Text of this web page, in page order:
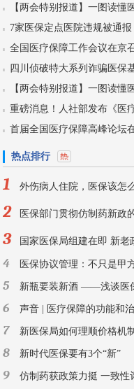
【两会特别报道】一图读懂
7家医保定点医院违规被通报
全国医疗保障工作会议在京
【两会特别报道】一图读懂
重磅消息！人社部发布《医
首届全国医疗保障高峰论坛
热点排行
1 外伤病人住院，医保该怎
2 医保部门贯彻仿制药新政
3 国家医保局组建在即 新老
4 医保协议管理：不只是甲
5 新瓶要装新酒 ——浅谈医
6 声音 | 医疗保障的功能和
7 新医保局如何理顺价格机
8 新时代医保要有3个“新”
9 仿制药获政策力挺 一致性